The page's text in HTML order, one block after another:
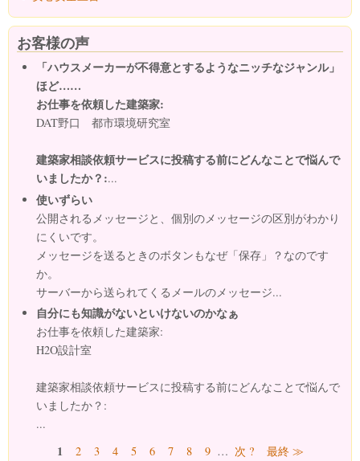
お客様の声
「ハウスメーカーが不得意とするようなニッチなジャンル」
ほど……
お仕事を依頼した建築家:
DAT野口 都市環境研究室
建築家相談依頼サービスに投稿する前にどんなことで悩んで
いましたか？:...
使いずらい
公開されるメッセージと、個別のメッセージの区別がわかり
にくいです。
メッセージを送るときのボタンもなぜ「保存」？なのです
か。
サーバーから送られてくるメールのメッセージ...
自分にも知識がないといけないのかなぁ
お仕事を依頼した建築家:
H2O設計室
建築家相談依頼サービスに投稿する前にどんなことで悩んで
いましたか？:
...
ページ1 2 3 4 5 6 7 8 9 … 次 ? 最終 ≫